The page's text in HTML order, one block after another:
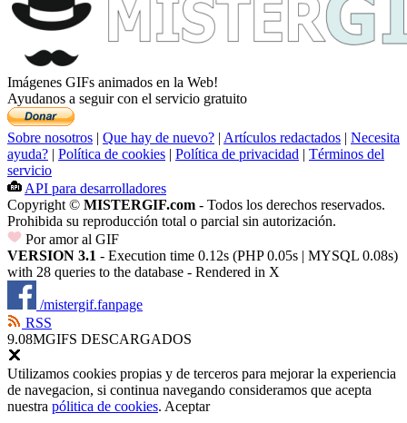
Imágenes GIFs animados en la Web!
Ayudanos a seguir con el servicio gratuito
Sobre nosotros | Que hay de nuevo? | Artículos redactados | Necesita
ayuda? | Política de cookies | Política de privacidad | Términos del
servicio
API para desarrolladores
Copyright © MISTERGIF.com - Todos los derechos reservados.
Prohibida su reproducción total o parcial sin autorización.
Por amor al GIF
VERSION 3.1 - Execution time 0.12s (PHP 0.05s | MYSQL 0.08s)
with 28 queries to the database - Rendered in X
/mistergif.fanpage
RSS
9.08MGIFS DESCARGADOS
Utilizamos cookies propias y de terceros para mejorar la experiencia
de navegacion, si continua navegando consideramos que acepta
nuestra pólitica de cookies. Aceptar